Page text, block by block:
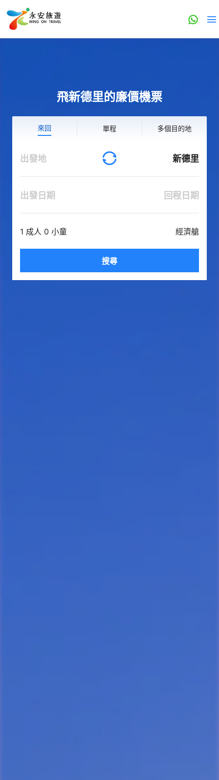
飛新德里的廉價機票
來回 單程 多個目的地
出發地 新德里
出發日期 回程日期
1 成人 0 小童 經濟艙
搜尋